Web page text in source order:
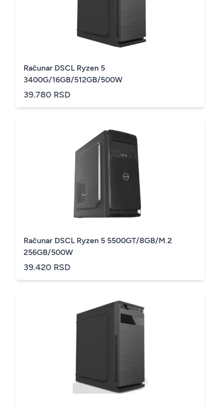
Računar DSCL Ryzen 5
3400G/16GB/512GB/500W
39.780 RSD
Računar DSCL Ryzen 5 5500GT/8GB/M.2
256GB/500W
39.420 RSD